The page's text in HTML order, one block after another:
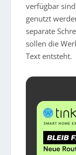
verfügbar
genutzt
separate
sollen die
Text entsteht.